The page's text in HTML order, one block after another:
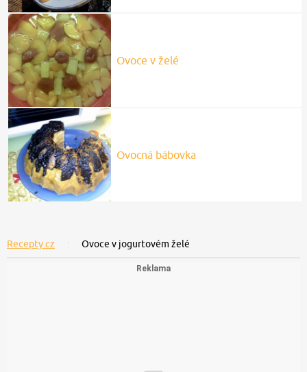
Ovoce v želé
Ovocná bábovka
Recepty.cz Ovoce v jogurtovém želé